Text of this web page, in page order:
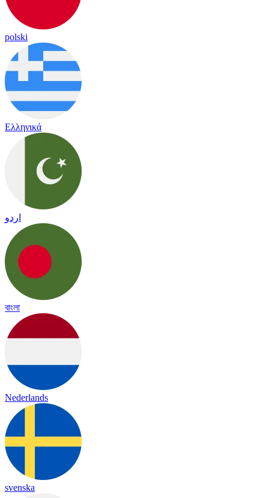
polski
Ελληνικά
اردو
বাংলা
Nederlands
svenska